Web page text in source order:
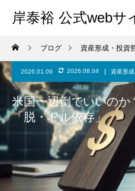
岸泰裕 公式webサ
ブログ 資産形成・投資
2026.01.09 2026.08.04 資産形
米国一辺倒でいいの
「脱・ドル依存」